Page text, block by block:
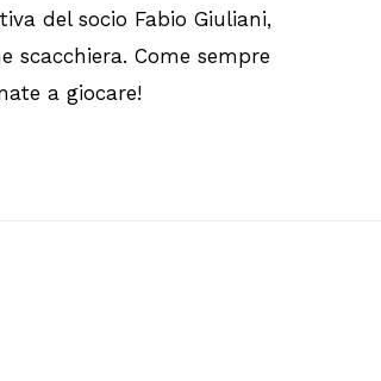
del socio Fabio Giuliani,
Come sempre
a giocare!